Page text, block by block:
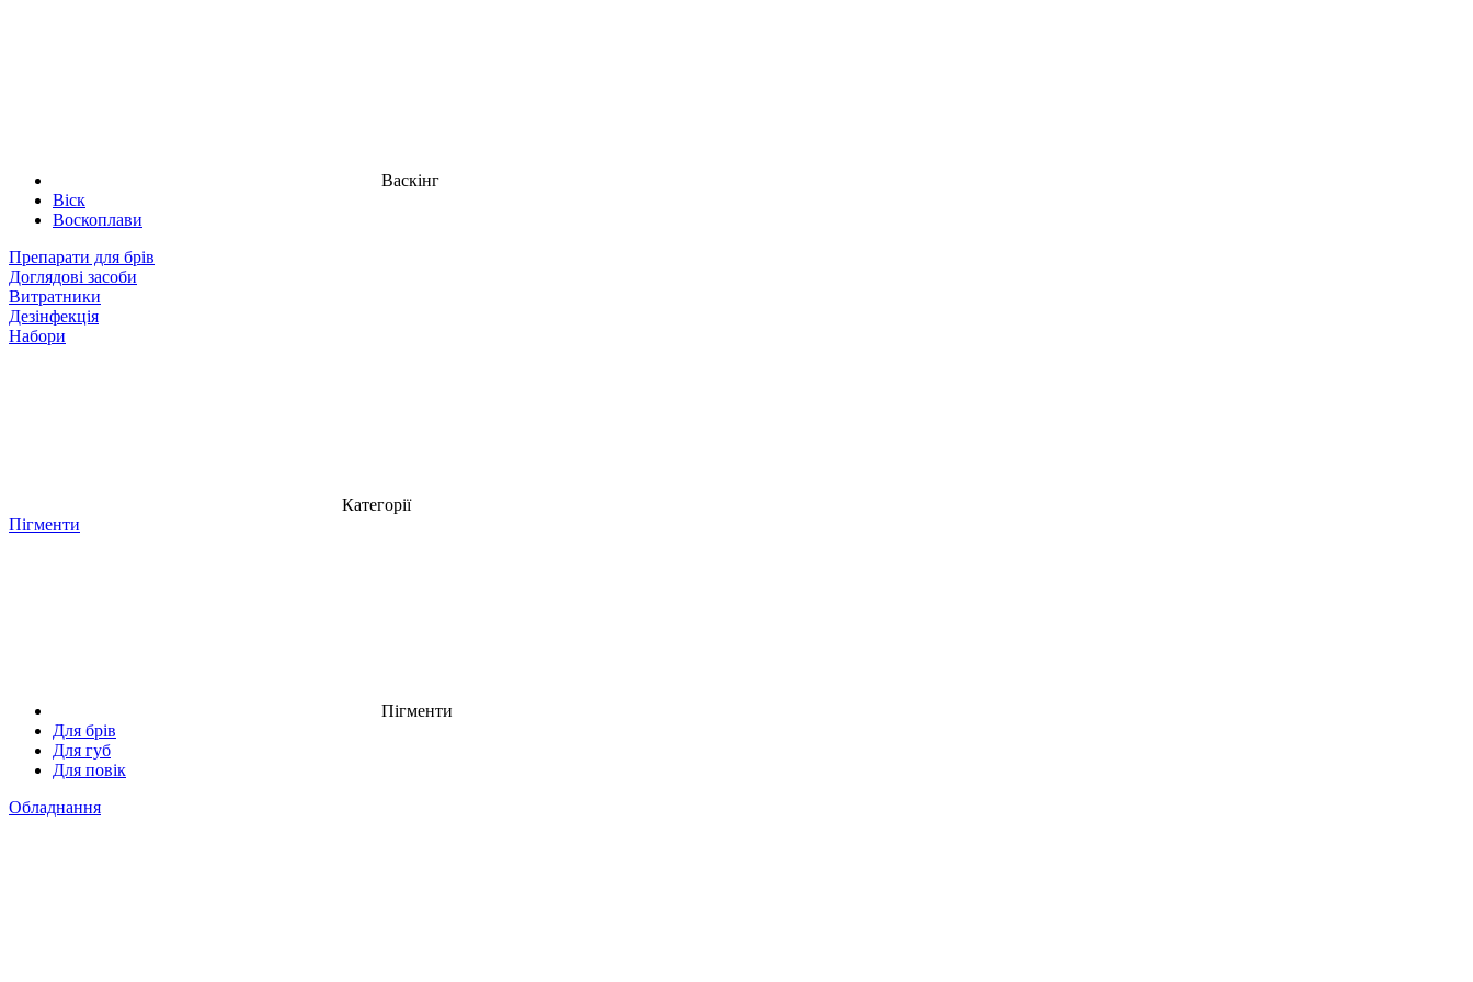
Васкінг
Віск
Воскоплави
Препарати для брів
Доглядові засоби
Витратники
Дезінфекція
Набори
Категорії
Пігменти
Пігменти
Для брів
Для губ
Для повік
Обладнання